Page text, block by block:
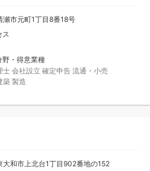
瀬市元町1丁目8番18号
ス
野・得意業種
士 会社設立 確定申告 流通・小売
築 製造
大和市上北台1丁目902番地の152